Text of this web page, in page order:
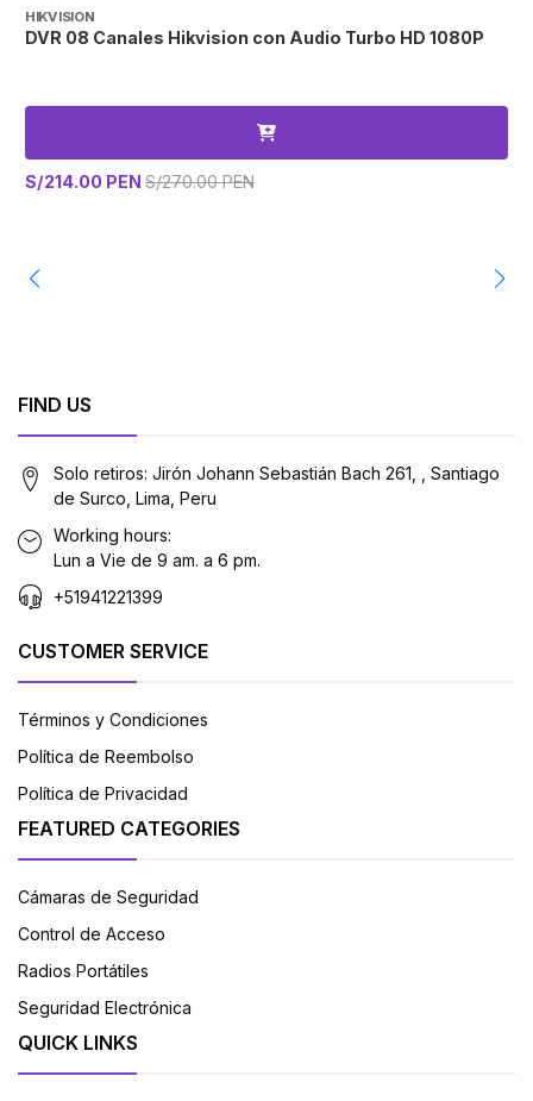
HIKVISION
DVR 08 Canales Hikvision con Audio Turbo HD 1080P
S/214.00 PEN S/270.00 PEN
FIND US
Solo retiros: Jirón Johann Sebastián Bach 261, , Santiago
de Surco, Lima, Peru
Working hours:
Lun a Vie de 9 am. a 6 pm.
+51941221399
CUSTOMER SERVICE
Términos y Condiciones
Política de Reembolso
Política de Privacidad
FEATURED CATEGORIES
Cámaras de Seguridad
Control de Acceso
Radios Portátiles
Seguridad Electrónica
QUICK LINKS